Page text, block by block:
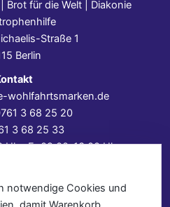
Brot für die Welt | Diakonie
Straße 1
Berlin
wohlfahrtsmarken.de
3 68 25 20
3 68 25 33
Uhr, Fr 09:00–13:00 Uhr
AGB
notwendige Cookies und